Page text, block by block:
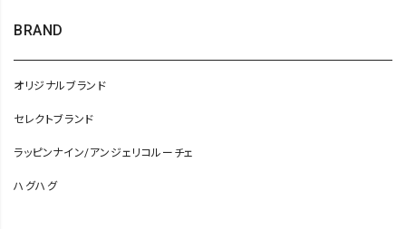
BRAND
オリジナルブランド
セレクトブランド
ラッピンナイン/アンジェリコルーチェ
ハグハグ